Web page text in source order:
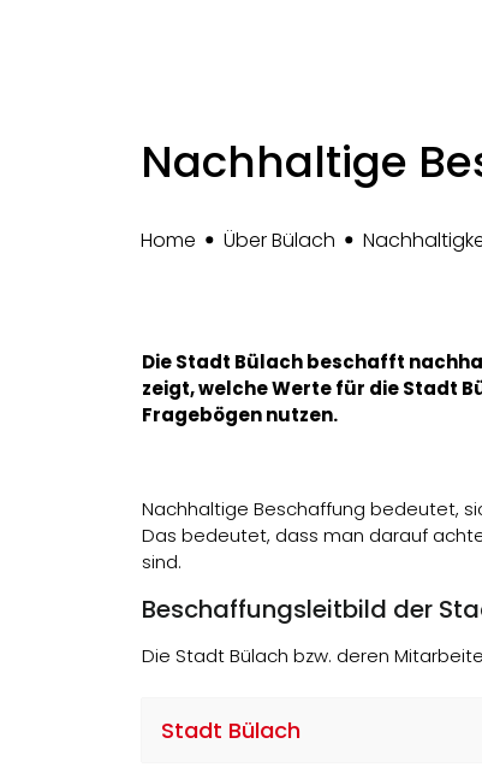
Nachhaltige
Home Über Bülach
Die Stadt Bülach beschafft
zeigt, welche Werte für die Stadt
Fragebögen nutzen.
Nachhaltige Beschaffung bedeutet,
Das bedeutet, dass man darauf
sind.
Beschaffungsleitbild der
Die Stadt Bülach bzw. deren
Stadt Bülach